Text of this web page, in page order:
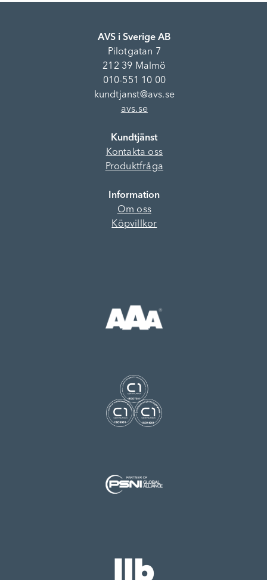
AVS i Sverige AB
Pilotgatan 7
212 39 Malmö
010-551 10 00
kundtjanst@avs.se
avs.se
Kundtjänst
Kontakta oss
Produktfråga
Information
Om oss
Köpvillkor